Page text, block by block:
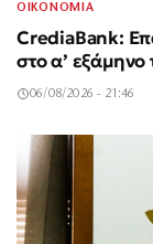
ΟΙΚΟΝΟΜΙΑ
CrediaBank:
στο α’ εξάμηνο
06/08/2026 - 21:46